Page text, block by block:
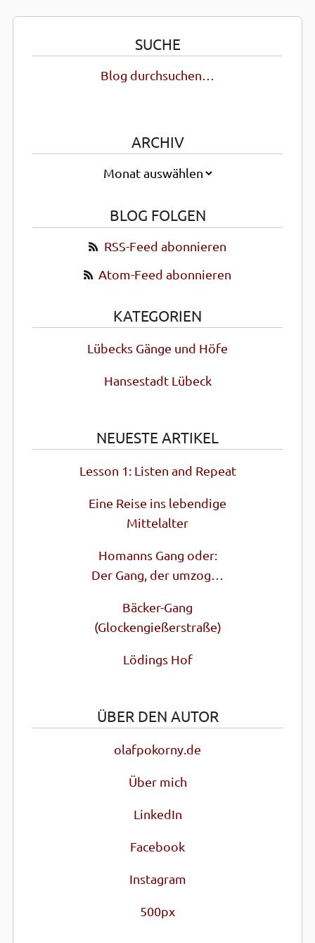
SUCHE
Blog durchsuchen…
ARCHIV
BLOG FOLGEN
RSS-Feed abonnieren
Atom-Feed abonnieren
KATEGORIEN
Lübecks Gänge und Höfe
Hansestadt Lübeck
NEUESTE ARTIKEL
Lesson 1: Listen and Repeat
Eine Reise ins lebendige
Mittel­alter
Homanns Gang oder:
Der Gang, der umzog…
Bäcker-Gang
(Glocken­gießer­straße)
Lödings Hof
ÜBER DEN AUTOR
olafpokorny.de
Über mich
LinkedIn
Facebook
Instagram
500px